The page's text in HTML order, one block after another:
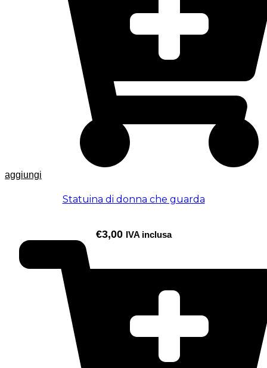
aggiungi
Statuina di donna che guarda
€3,00 IVA inclusa